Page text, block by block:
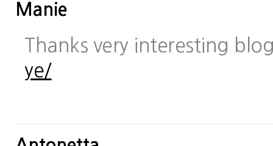
Manie
Thanks very interesting
ye/